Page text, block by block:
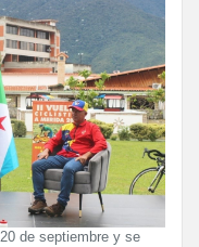
de septiembre y se